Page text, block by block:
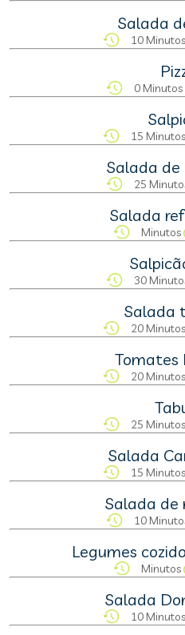
Salada
10 Minutos
0 Minutos
15 Minutos
Salada de
25
Salada
Minutos
30
Salada
20 Minutos
Tomates
20 Minutos
25 Minutos
Salada
15 Minutos
Salada de
10
Legumes
Minutos
Salada
10 Minutos